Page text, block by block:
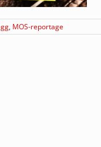
, MOS-reportage